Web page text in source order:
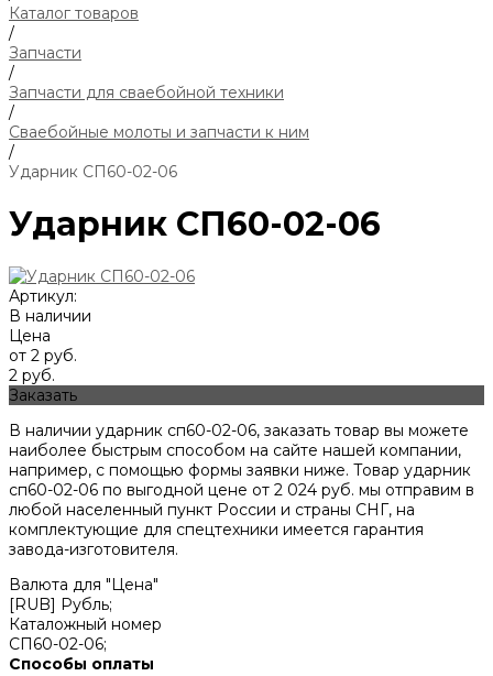
Каталог товаров
/
Запчасти
/
Запчасти для сваебойной техники
/
Сваебойные молоты и запчасти к ним
/
Ударник СП60-02-06
Ударник СП60-02-06
Артикул:
В наличии
Цена
от 2 руб.
2 руб.
Заказать
В наличии ударник сп60-02-06, заказать товар вы можете
наиболее быстрым способом на сайте нашей компании,
например, с помощью формы заявки ниже. Товар ударник
сп60-02-06 по выгодной цене от 2 024 руб. мы отправим в
любой населенный пункт России и страны СНГ, на
комплектующие для спецтехники имеется гарантия
завода-изготовителя.
Валюта для "Цена"
[RUB] Рубль;
Каталожный номер
СП60-02-06;
Способы оплаты